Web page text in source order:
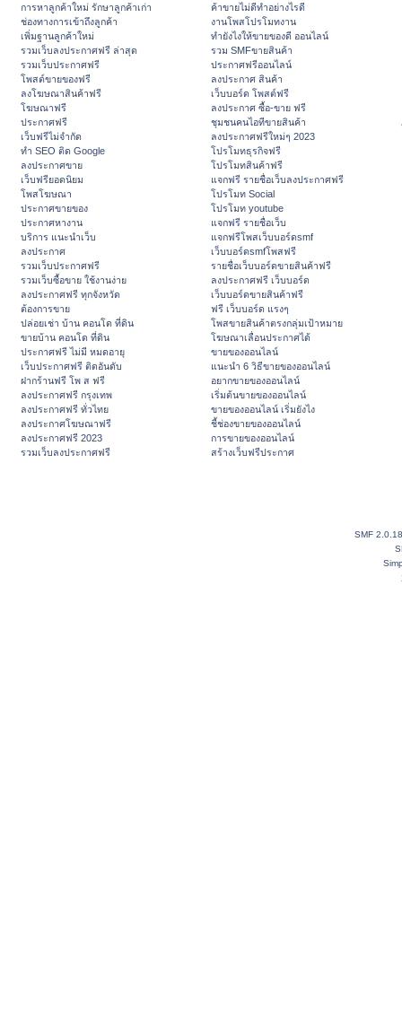
การหาลูกค้าใหม่ รักษาลูกค้าเก่า
ช่องทางการเข้าถึงลูกค้า
เพิ่มฐานลูกค้าใหม่
รวมเว็บลงประกาศฟรี ล่าสุด
รวมเว็บประกาศฟรี
โพสต์ขายของฟรี
ลงโฆษณาสินค้าฟรี
โฆษณาฟรี
ประกาศฟรี
เว็บฟรีไม่จำกัด
ทำ SEO ติด Google
ลงประกาศขาย
เว็บฟรียอดนิยม
โพสโฆษณา
ประกาศขายของ
ประกาศหางาน
บริการ แนะนำเว็บ
ลงประกาศ
รวมเว็บประกาศฟรี
รวมเว็บซื้อขาย ใช้งานง่าย
ลงประกาศฟรี ทุกจังหวัด
ต้องการขาย
ปล่อยเช่า บ้าน คอนโด ที่ดิน
ขายบ้าน คอนโด ที่ดิน
ประกาศฟรี ไม่มี หมดอายุ
เว็บประกาศฟรี ติดอันดับ
ฝากร้านฟรี โพ ส ฟรี
ลงประกาศฟรี กรุงเทพ
ลงประกาศฟรี ทั่วไทย
ลงประกาศโฆษณาฟรี
ลงประกาศฟรี 2023
รวมเว็บลงประกาศฟรี
ค้าขายไม่ดีทำอย่างไรดี
งานโพสโปรโมทงาน
ทํายังไงให้ขายของดี ออนไลน์
รวม SMFขายสินค้า
ประกาศฟรีออนไลน์
ลงประกาศ สินค้า
เว็บบอร์ด โพสต์ฟรี
ลงประกาศ ซื้อ-ขาย ฟรี
ชุมชนคนไอทีขายสินค้า
ลงประกาศฟรีใหม่ๆ 2023
โปรโมทธุรกิจฟรี
โปรโมทสินค้าฟรี
แจกฟรี รายชื่อเว็บลงประกาศฟรี
โปรโมท Social
โปรโมท youtube
แจกฟรี รายชื่อเว็บ
แจกฟรีโพสเว็บบอร์ดsmf
เว็บบอร์ดsmfโพสฟรี
รายชื่อเว็บบอร์ดขายสินค้าฟรี
ลงประกาศฟรี เว็บบอร์ด
เว็บบอร์ดขายสินค้าฟรี
ฟรี เว็บบอร์ด แรงๆ
โพสขายสินค้าตรงกลุ่มเป้าหมาย
โฆษณาเลื่อนประกาศได้
ขายของออนไลน์
แนะนำ 6 วิธีขายของออนไลน์
อยากขายของออนไลน์
เริ่มต้นขายของออนไลน์
ขายของออนไลน์ เริ่มยังไง
ชี้ช่องขายของออนไลน์
การขายของออนไลน์
สร้างเว็บฟรีประกาศ
SMF 2.0.18